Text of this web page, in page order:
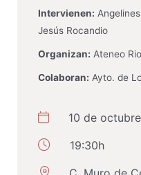
Intervienen:
Jesús Rocandio
Organizan: Ateneo
Colaboran: Ayto. de
10 de octubre
19:30h